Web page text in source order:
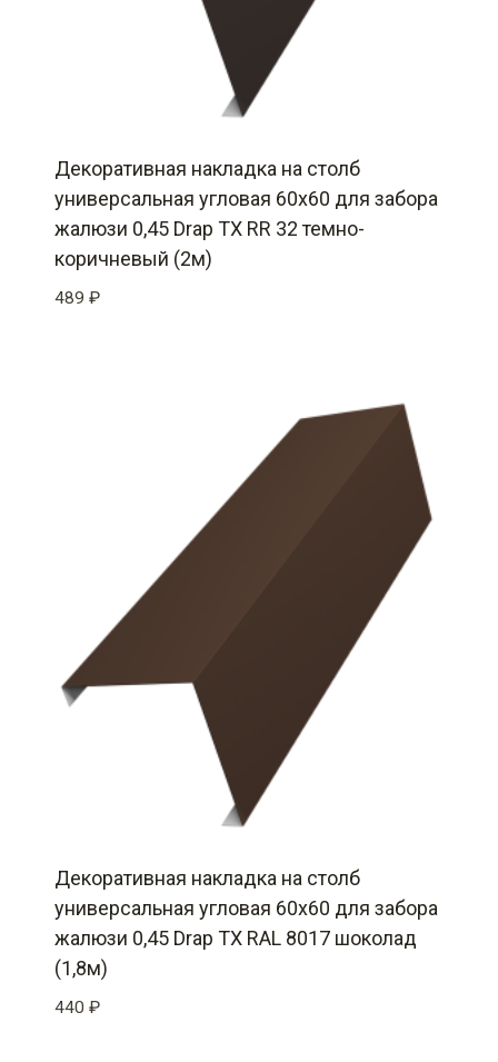
Декоративная накладка на столб
универсальная угловая 60х60 для забора
жалюзи 0,45 Drap TX RR 32 темно-
коричневый (2м)
489 ₽
Декоративная накладка на столб
универсальная угловая 60х60 для забора
жалюзи 0,45 Drap TX RAL 8017 шоколад
(1,8м)
440 ₽